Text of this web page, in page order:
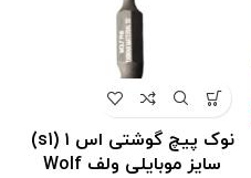
نوک پیچ گوشتی اس ۱ (s1)
سایز موبایلی ولف Wolf